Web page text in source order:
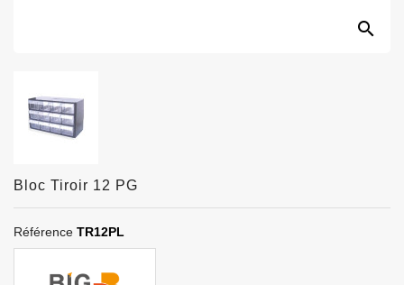
search
Bloc Tiroir 12 PG
Référence TR12PL